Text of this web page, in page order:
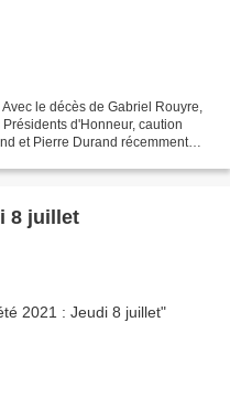
le décès de Gabriel Rouyre,
d'Honneur, caution
et Pierre Durand récemment
8 juillet